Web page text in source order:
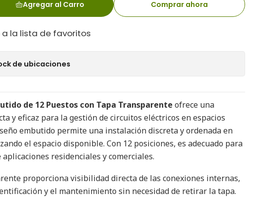
Agregar al Carro Comprar ahora
la lista de favoritos
de ubicaciones
de 12 Puestos con Tapa Transparente ofrece una
y eficaz para la gestión de circuitos eléctricos en espacios
embutido permite una instalación discreta y ordenada en
el espacio disponible. Con 12 posiciones, es adecuado para
aplicaciones residenciales y comerciales.
proporciona visibilidad directa de las conexiones internas,
y el mantenimiento sin necesidad de retirar la tapa.